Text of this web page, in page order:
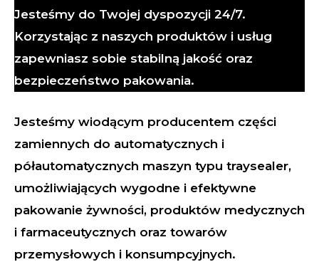
Jesteśmy do Twojej dyspozycji 24/7.
Korzystając z naszych produktów i usług
zapewniasz sobie stabilną jakość oraz
bezpieczeństwo pakowania.
Jesteśmy wiodącym producentem części
zamiennych do automatycznych i
półautomatycznych maszyn typu traysealer,
umożliwiających wygodne i efektywne
pakowanie żywności, produktów medycznych
i farmaceutycznych oraz towarów
przemysłowych i konsumpcyjnych.